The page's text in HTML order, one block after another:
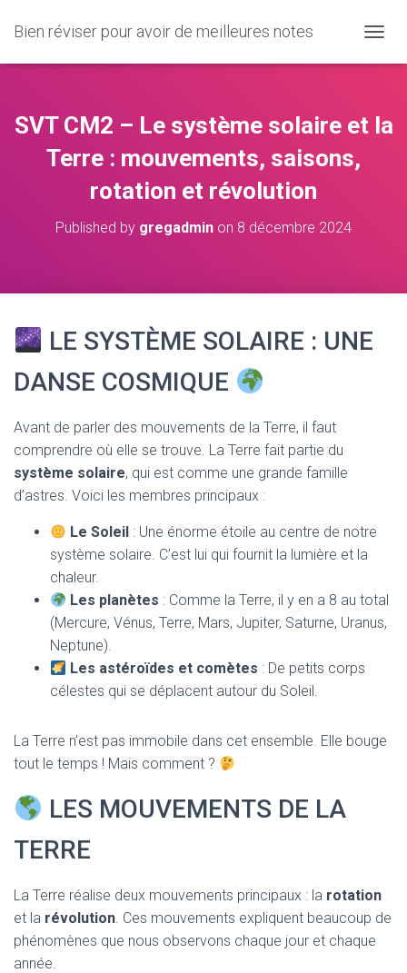
Bien réviser pour avoir de meilleures notes
U
R
SVT CM2 – Le système solaire et la
Terre : mouvements, saisons,
rotation et révolution
Published by gregadmin on 8 décembre 2024
LE SYSTÈME SOLAIRE : UNE
DANSE COSMIQUE
Avant de parler des mouvements de la Terre, il faut
comprendre où elle se trouve. La Terre fait partie du
système solaire, qui est comme une grande famille
d’astres. Voici les membres principaux :
Le Soleil : Une énorme étoile au centre de notre
système solaire. C’est lui qui fournit la lumière et la
chaleur.
Les planètes : Comme la Terre, il y en a 8 au total
(Mercure, Vénus, Terre, Mars, Jupiter, Saturne, Uranus,
Neptune).
Les astéroïdes et comètes : De petits corps
célestes qui se déplacent autour du Soleil.
La Terre n’est pas immobile dans cet ensemble. Elle bouge
tout le temps ! Mais comment ?
LES MOUVEMENTS DE LA
TERRE
La Terre réalise deux mouvements principaux : la rotation
et la révolution. Ces mouvements expliquent beaucoup de
phénomènes que nous observons chaque jour et chaque
année.